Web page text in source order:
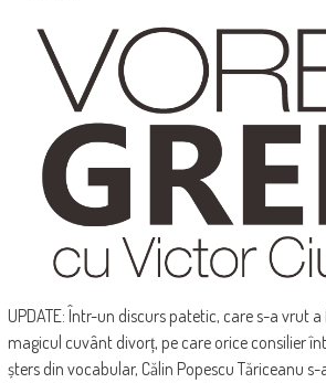
UPDATE: Într-un discurs patetic, care s-a vrut
magicul cuvânt divorț, pe care orice consilier
șters din vocabular, Călin Popescu Tăriceanu